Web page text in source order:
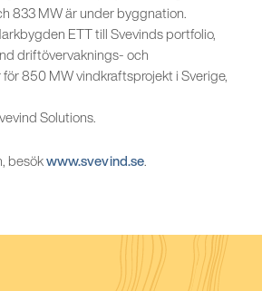
833 MW är under byggnation.
ETT till Svevinds portfolio,
driftövervaknings- och
850 MW vindkraftsprojekt i Sverige,
Solutions.
besök www.svevind.se